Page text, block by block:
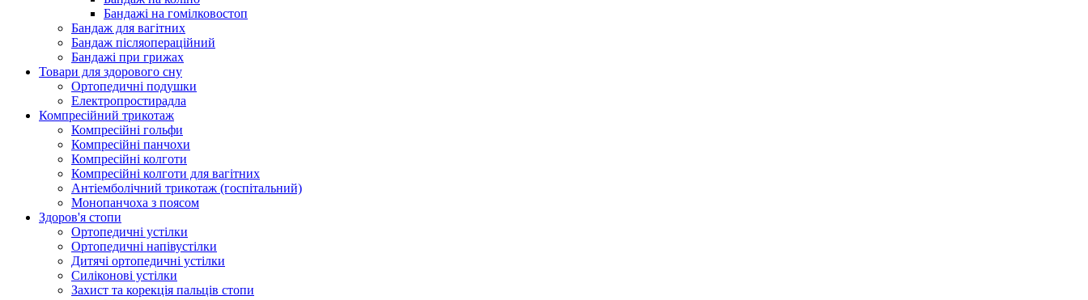
Бандажі на гомілковостоп
Бандаж для вагітних
Бандаж післяопераційний
Бандажі при грижах
Товари для здорового сну
Ортопедичні подушки
Електропростирадла
Компресійний трикотаж
Компресійні гольфи
Компресійні панчохи
Компресійні колготи
Компресійні колготи для вагітних
Антіемболічний трикотаж (госпітальний)
Монопанчоха з поясом
Здоров'я стопи
Ортопедичні устілки
Ортопедичні напівустілки
Дитячі ортопедичні устілки
Силіконові устілки
Захист та корекція пальців стопи